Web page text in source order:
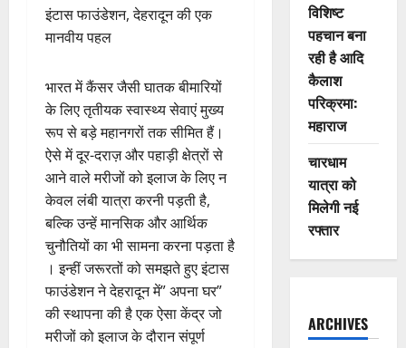
इंटास फाउंडेशन, देहरादून की एक
मानवीय पहल
भारत में कैंसर जैसी घातक बीमारियों
के लिए तृतीयक स्वास्थ्य सेवाएं मुख्य
रूप से बड़े महानगरों तक सीमित हैं।
ऐसे में दूर-दराज़ और पहाड़ी क्षेत्रों से
आने वाले मरीजों को इलाज के लिए न
केवल लंबी यात्रा करनी पड़ती है,
बल्कि उन्हें मानसिक और आर्थिक
चुनौतियों का भी सामना करना पड़ता है
। इन्हीं जरूरतों को समझते हुए इंटास
फाउंडेशन ने देहरादून में” अपना घर”
की स्थापना की है एक ऐसा केंद्र जो
मरीजों को इलाज के दौरान संपूर्ण
विशिष्ट
पहचान बना
रही है आदि
कैलाश
परिक्रमा:
महाराज
चारधाम
यात्रा को
मिलेगी नई
रफ्तार
ARCHIVES